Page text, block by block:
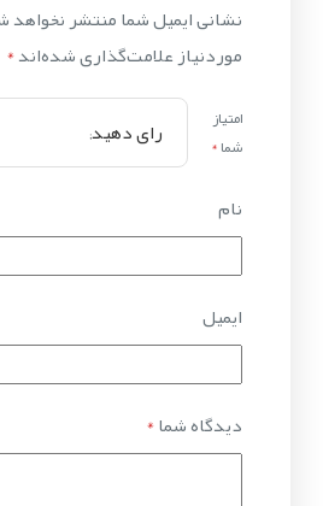
نشانی ایمیل شما منتشر
موردنیاز علامت‌گذاری شده‌اند*
امتیاز
شما*
نام
ایمیل
دیدگاه شما*